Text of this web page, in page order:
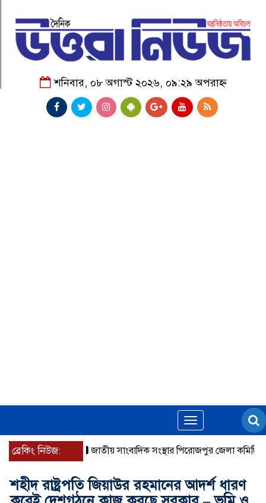
শনিবার, ০৮ অগাস্ট ২০২৬, ০৯:২৯ অপরাহ্ন
Toggle
navigation
ব্রেকিং নিউজ: জাতীয় সাংবাদিক সংস্থার পিরোজপুর জেলা কমিটি
শহীদ রাষ্ট্রপতি জিয়াউর রহমানের আদর্শ ধারণ